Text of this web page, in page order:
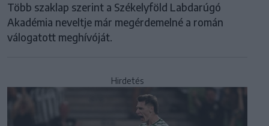
Több szaklap szerint a Székelyföld Labdarúgó
Akadémia neveltje már megérdemelné a román
válogatott meghívóját.
Hirdetés